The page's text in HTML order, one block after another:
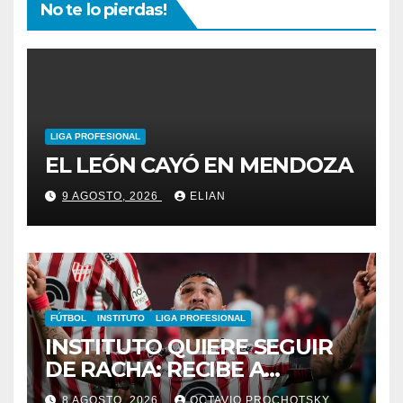
No te lo pierdas!
LIGA PROFESIONAL
EL LEÓN CAYÓ EN MENDOZA
9 AGOSTO, 2026 ELIAN
FÚTBOL INSTITUTO LIGA PROFESIONAL
INSTITUTO QUIERE SEGUIR
DE RACHA: RECIBE A
GIMNASIA DE MENDOZA EN